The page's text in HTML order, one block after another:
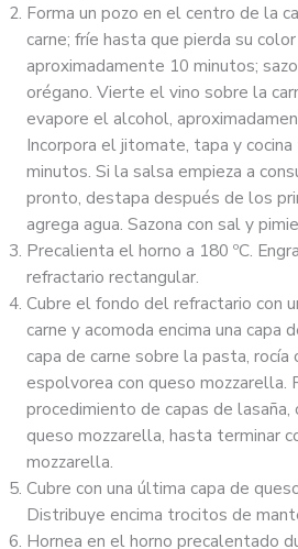
Forma un pozo en el centro de la
carne; fríe hasta que pierda su
aproximadamente 10 minutos;
orégano. Vierte el vino sobre la
evapore el alcohol,
Incorpora el jitomate, tapa y
minutos. Si la salsa empieza a
pronto, destapa después de los
agrega agua. Sazona con sal y
Precalienta el horno a 180 ºC.
refractario rectangular.
Cubre el fondo del refractario con
carne y acomoda encima una capa
capa de carne sobre la pasta,
espolvorea con queso mozzarella.
procedimiento de capas de lasaña,
queso mozzarella, hasta terminar
mozzarella.
Cubre con una última capa de
Distribuye encima trocitos de
Hornea en el horno precalentado